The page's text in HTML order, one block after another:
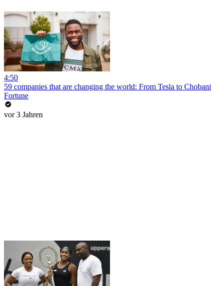
4:50
59 companies that are changing the world: From Tesla to Chobani
Fortune
vor 3 Jahren